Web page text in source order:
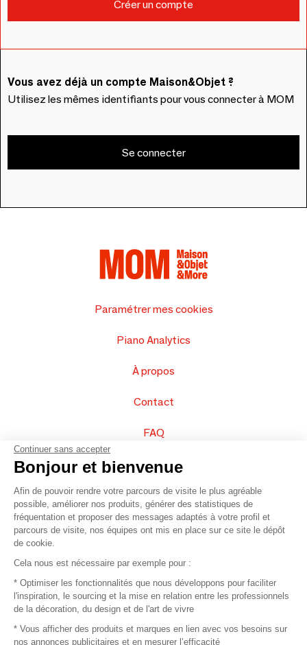
Vous avez déjà un compte Maison&Objet ?
Utilisez les mêmes identifiants pour vous connecter à MOM
Se connecter
Paramétrer mes cookies
Piano Analytics
À propos
Contact
FAQ
Vendez vos produits
Plan du site
© 2016 –Organisation SAFI
Recrutement
Continuer sans accepter
Bonjour et bienvenue
Afin de pouvoir rendre votre parcours de visite le plus agréable
possible, améliorer nos produits, générer des statistiques de
fréquentation et proposer des messages adaptés à votre profil et
parcours de visite, nos équipes ont mis en place sur ce site le dépôt
de cookie.
Cela nous est nécessaire par exemple pour :
* Optimiser les fonctionnalités que nous développons pour faciliter
l'inspiration, le sourcing et la mise en relation entre les professionnels
de la décoration, du design et de l'art de vivre
* Vous afficher des produits et marques en lien avec vos besoins sur
nos annonces publicitaires et en mesurer l’efficacité